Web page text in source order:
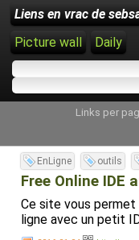
Liens en vrac de
Picture wall
Daily
Links per
EnLigne outils
Free Online IDE
Ce site vous
ligne avec un petit